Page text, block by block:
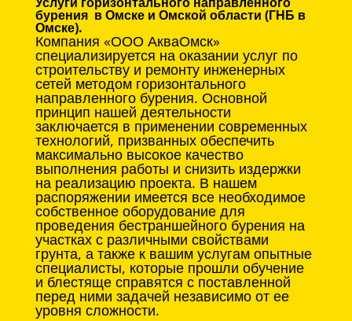
бурения в Омске и Омской области (ГНБ в
Омске).
Компания «ООО АкваОмск»
специализируется на оказании услуг по
строительству и ремонту инженерных
сетей методом горизонтального
направленного бурения. Основной
принцип нашей деятельности
заключается в применении современных
технологий, призванных обеспечить
максимально высокое качество
выполнения работы и снизить издержки
на реализацию проекта. В нашем
распоряжении имеется все необходимое
собственное оборудование для
проведения бестраншейного бурения на
участках с различными свойствами
грунта, а также к вашим услугам опытные
специалисты, которые прошли обучение
и блестяще справятся с поставленной
перед ними задачей независимо от ее
уровня сложности.